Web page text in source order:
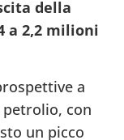
della
a 2,2 milioni
a
con
un picco